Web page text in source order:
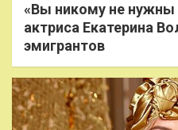
«Вы никому не нужны
актриса Екатерина
эмигрантов